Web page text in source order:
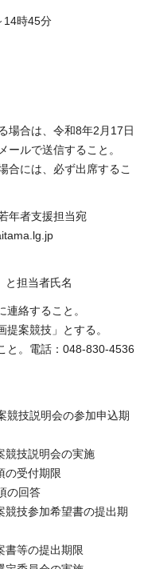
14時45分
場合は、令和8年2月17日
ールで送信すること。
には、必ず出席するこ
年者支援担当宛
と担当者氏名
絡すること。
案競技」とする。
と。電話：048-830-4536
競技説明会の参加申込期
競技説明会の実施
の受付期限
の回答
技参加希望書の提出期
等の提出期限